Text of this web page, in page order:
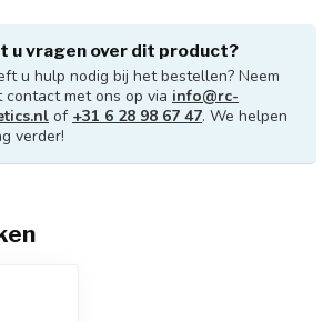
u vragen over dit product?
u hulp nodig bij het bestellen? Neem
contact met ons op via info@rc-
of +31 6 28 98 67 47. We helpen
verder!